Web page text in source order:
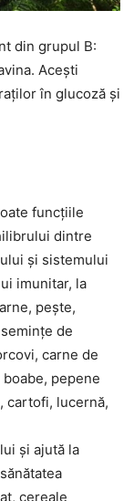
din grupul B:
Acești
în glucoză și
funcțiile
dintre
și sistemului
imunitar, la
pește,
de
carne de
pepene
cartofi, lucernă,
și ajută la
cereale